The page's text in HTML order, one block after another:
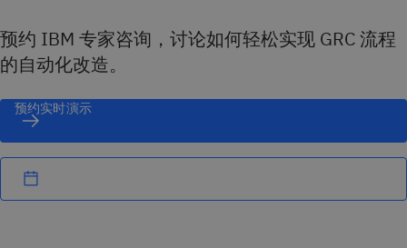
预约 IBM 专家咨询，讨论如何轻松实现 GRC 流程
的自动化改造。
预约实时演示